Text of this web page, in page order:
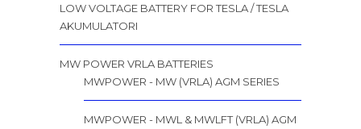
LOW VOLTAGE BATTERY FOR TESLA / TESLA
AKUMULATORI
MW POWER VRLA BATTERIES
MWPOWER - MW (VRLA) AGM SERIES
MWPOWER - MWL & MWLFT (VRLA) AGM